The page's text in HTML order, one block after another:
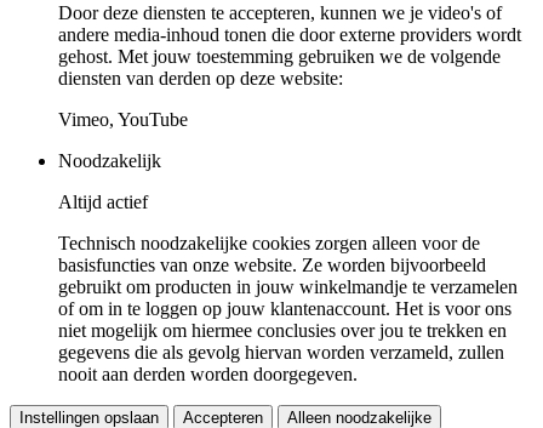
Door deze diensten te accepteren, kunnen we je video's of
andere media-inhoud tonen die door externe providers wordt
gehost. Met jouw toestemming gebruiken we de volgende
diensten van derden op deze website:
Vimeo, YouTube
Noodzakelijk
Altijd actief
Technisch noodzakelijke cookies zorgen alleen voor de
basisfuncties van onze website. Ze worden bijvoorbeeld
gebruikt om producten in jouw winkelmandje te verzamelen
of om in te loggen op jouw klantenaccount. Het is voor ons
niet mogelijk om hiermee conclusies over jou te trekken en
gegevens die als gevolg hiervan worden verzameld, zullen
nooit aan derden worden doorgegeven.
Instellingen opslaan Accepteren Alleen noodzakelijke